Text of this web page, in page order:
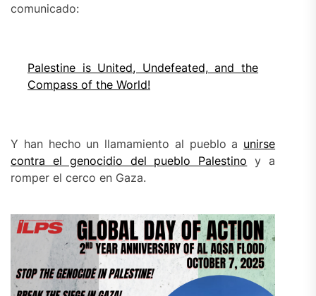
comunicado:
Palestine is United, Undefeated, and the
Compass of the World!
Y han hecho un llamamiento al pueblo a unirse
contra el genocidio del pueblo Palestino y a
romper el cerco en Gaza.